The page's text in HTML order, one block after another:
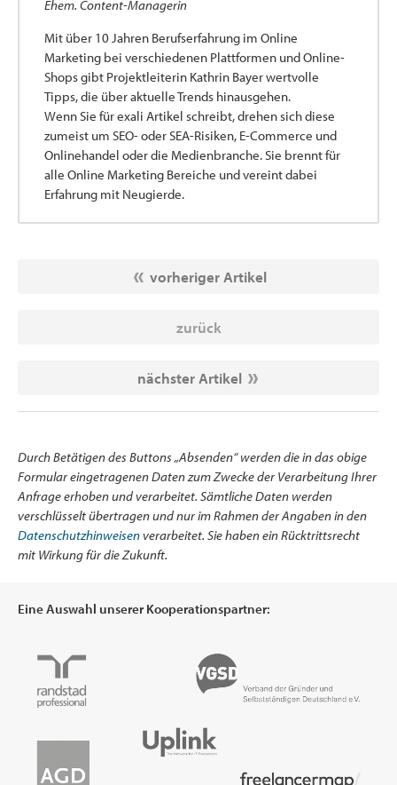
Ehem. Content-Managerin
Mit über 10 Jahren Berufserfahrung im Online
Marketing bei verschiedenen Plattformen und Online-
Shops gibt Projektleiterin Kathrin Bayer wertvolle
Tipps, die über aktuelle Trends hinausgehen.
Wenn Sie für exali Artikel schreibt, drehen sich diese
zumeist um SEO- oder SEA-Risiken, E-Commerce und
Onlinehandel oder die Medienbranche. Sie brennt für
alle Online Marketing Bereiche und vereint dabei
Erfahrung mit Neugierde.
vorheriger Artikel
zurück
nächster Artikel
Durch Betätigen des Buttons „Absenden“ werden die in das obige
Formular eingetragenen Daten zum Zwecke der Verarbeitung Ihrer
Anfrage erhoben und verarbeitet. Sämtliche Daten werden
verschlüsselt übertragen und nur im Rahmen der Angaben in den
Datenschutzhinweisenverarbeitet. Sie haben ein Rücktrittsrecht
mit Wirkung für die Zukunft.
Eine Auswahl unserer Kooperationspartner: